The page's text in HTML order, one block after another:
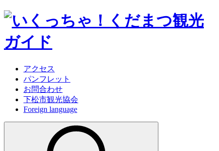
アクセス
パンフレット
お問合わせ
下松市観光協会
Foreign language